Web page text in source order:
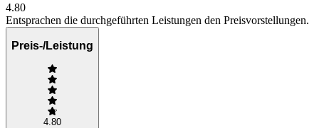
4.80
Entsprachen die durchgeführten Leistungen den Preisvorstellungen.
Preis-/Leistung
4.80